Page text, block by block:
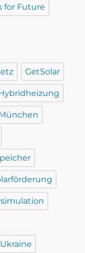
for Future
GetSolar